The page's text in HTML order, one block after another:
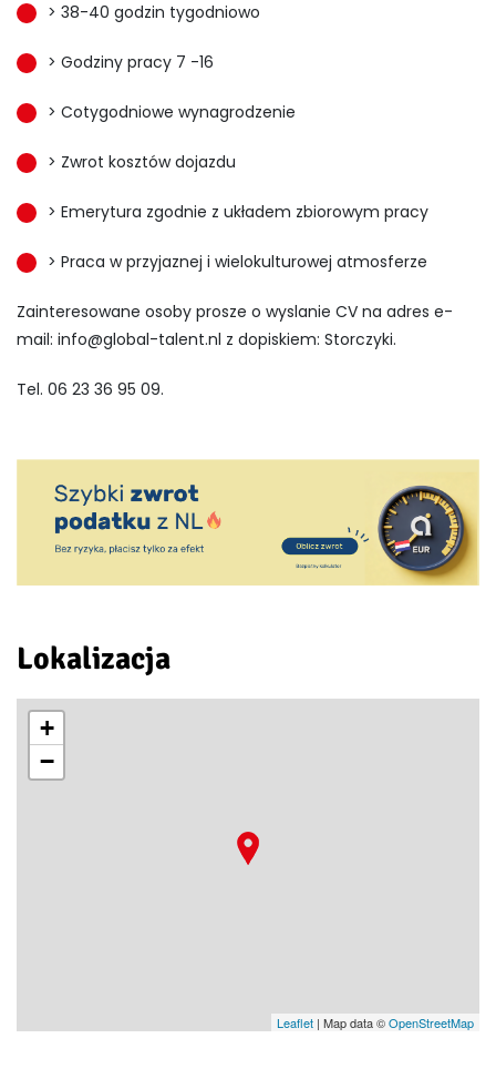
> 38-40 godzin tygodniowo
> Godziny pracy 7 -16
> Cotygodniowe wynagrodzenie
> Zwrot kosztów dojazdu
> Emerytura zgodnie z układem zbiorowym pracy
> Praca w przyjaznej i wielokulturowej atmosferze
Zainteresowane osoby prosze o wyslanie CV na adres e-
mail: info@global-talent.nl z dopiskiem: Storczyki.
Tel. 06 23 36 95 09.
Lokalizacja
+
−
Leaflet | Map data ©OpenStreetMap